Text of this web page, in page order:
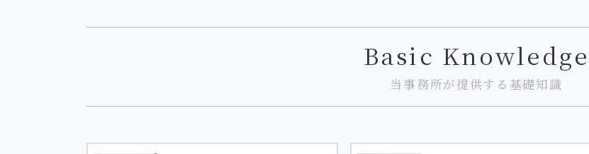
Basic Knowledge
当事務所が提供する基礎知識